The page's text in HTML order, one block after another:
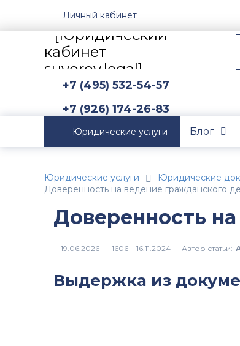
Личный кабинет
+7 (495) 532-54-57
+7 (926) 174-26-83
Юридические услуги Блог
Юридические услуги Юридические
Доверенность на ведение гражданского
Доверенность
1606 Автор статьи:
Выдержка из